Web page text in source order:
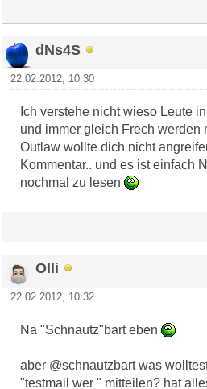
dNs4S
22.02.2012, 10:30
Ich verstehe nicht wieso Leute
und immer gleich Frech werden
Outlaw wollte dich nicht
Kommentar.. und es ist einfach
nochmal zu lesen
Olli
22.02.2012, 10:32
Na "Schnautz"bart eben
aber @schnautzbart was
"testmail wer " mitteilen? hat